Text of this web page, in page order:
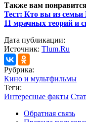
Также вам
Тест: Кто вы из
11 мрачных теорий и
Дата публикации:
Источник: Tlum.Ru
Рубрика:
Кино и мультфильмы
Теги:
Интересные факты
Обратная связь